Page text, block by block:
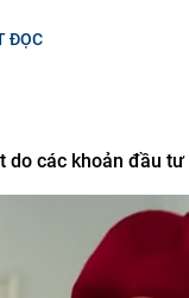
ĐỌC
do các khoản đầu